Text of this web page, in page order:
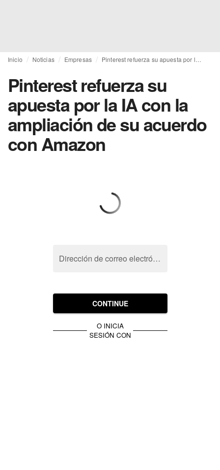
Inicio Noticias Empresas
Pinterest refuerza su
apuesta por la IA con la
ampliación de su acuerdo
con Amazon
Dirección de correo electrónico
CONTINUE
O INICIA
SESIÓN CON